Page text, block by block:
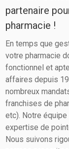
partenaire
pharmacie !
En temps que
votre pharmacie
fonctionnel et
affaires depuis
nombreux
franchises de
etc). Notre
expertise de
Nous suivons